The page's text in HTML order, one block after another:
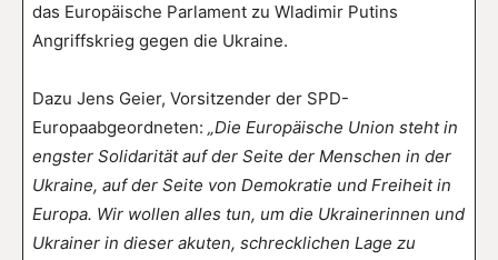
das Europäische Parlament zu Wladimir Putins
Angriffskrieg gegen die Ukraine.
Dazu Jens Geier, Vorsitzender der SPD-
Europaabgeordneten: „Die Europäische Union steht in
engster Solidarität auf der Seite der Menschen in der
Ukraine, auf der Seite von Demokratie und Freiheit in
Europa. Wir wollen alles tun, um die Ukrainerinnen und
Ukrainer in dieser akuten, schrecklichen Lage zu